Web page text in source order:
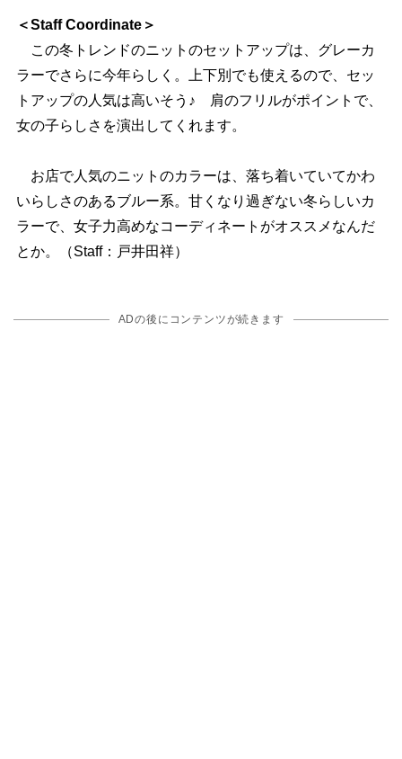
＜Staff Coordinate＞
この冬トレンドのニットのセットアップは、グレーカ
ラーでさらに今年らしく。上下別でも使えるので、セッ
トアップの人気は高いそう♪ 肩のフリルがポイントで、
女の子らしさを演出してくれます。
お店で人気のニットのカラーは、落ち着いていてかわ
いらしさのあるブルー系。甘くなり過ぎない冬らしいカ
ラーで、女子力高めなコーディネートがオススメなんだ
とか。（Staff：戸井田祥）
ADの後にコンテンツが続きます